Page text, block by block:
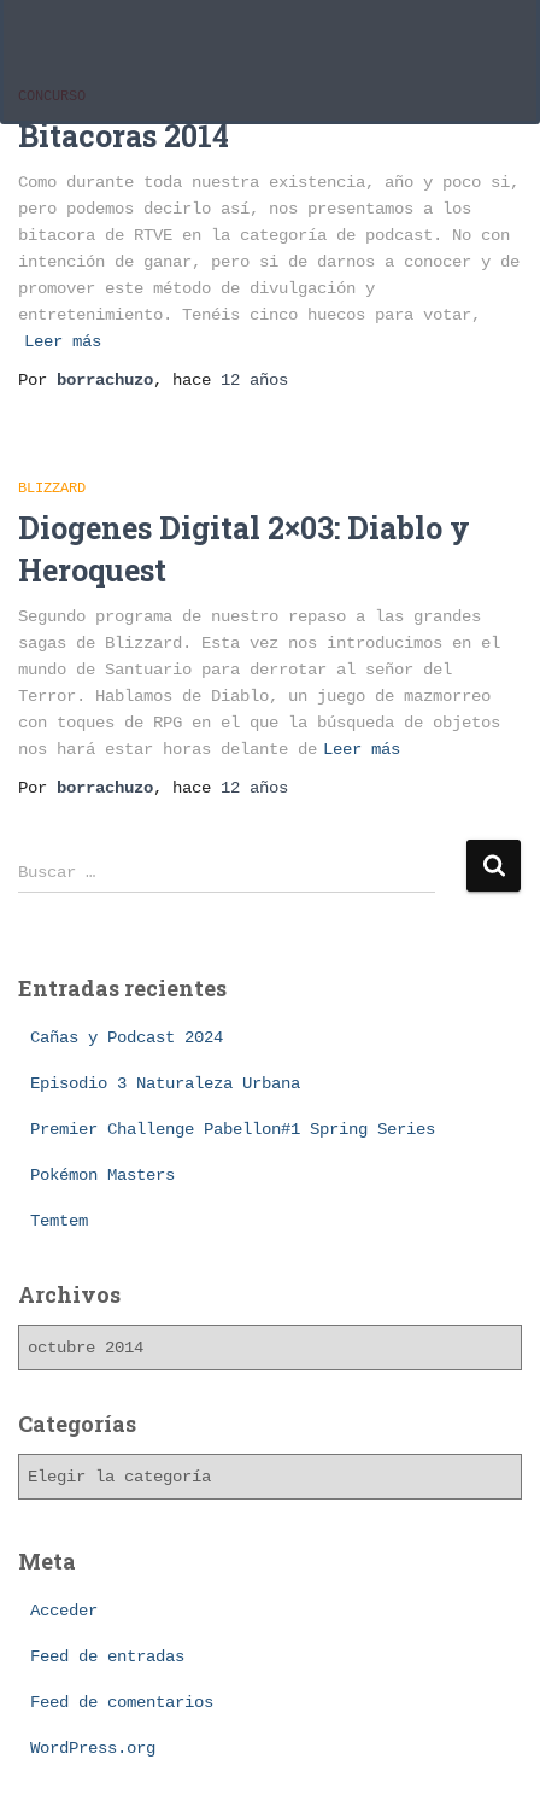
CONCURSO
Bitacoras 2014
Como durante toda nuestra existencia, año y poco si,
pero podemos decirlo así, nos presentamos a los
bitacora de RTVE en la categoría de podcast. No con
intención de ganar, pero si de darnos a conocer y de
promover este método de divulgación y
entretenimiento. Tenéis cinco huecos para votar,
Leer más
Por
borrachuzo, hace 12 años
BLIZZARD
Diogenes Digital 2×03: Diablo y
Heroquest
Segundo programa de nuestro repaso a las grandes
sagas de Blizzard. Esta vez nos introducimos en el
mundo de Santuario para derrotar al señor del
Terror. Hablamos de Diablo, un juego de mazmorreo
con toques de RPG en el que la búsqueda de objetos
nos hará estar horas delante de Leer más
Por
borrachuzo, hace 12 años
B
u
r
Buscar …
Entradas recientes
Cañas y Podcast 2024
Episodio 3 Naturaleza Urbana
Premier Challenge Pabellon#1 Spring Series
Pokémon Masters
Temtem
Archivos
h
o
Categorías
g
Meta
Acceder
Feed de entradas
Feed de comentarios
WordPress.org